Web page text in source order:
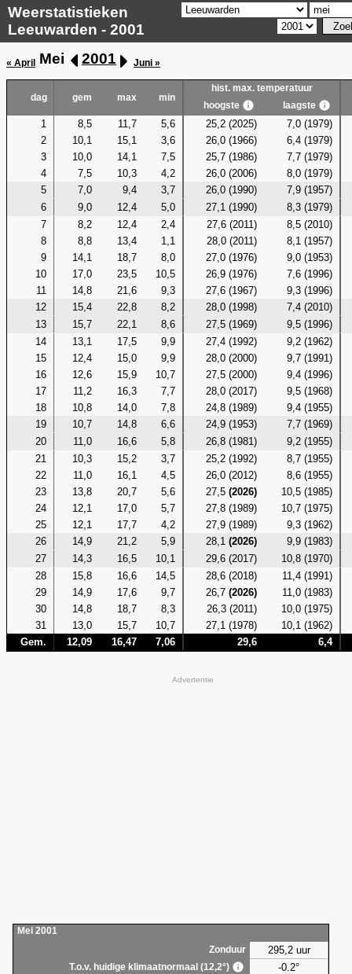
Weerstatistieken
Leeuwarden - 2001
« April Mei 2001 Juni »
dag gem max min
hist. max. temperatuur
hoogste
laagste
1 8,5 11,7 5,6 25,2 (2025)
7,0 (1979)
2
10,1 15,1 3,6 26,0 (1966)
6,4 (1979)
3
10,0 14,1 7,5 25,7 (1986)
7,7 (1979)
4
7,5 10,3 4,2 26,0 (2006)
8,0 (1979)
5
7,0 9,4 3,7 26,0 (1990)
7,9 (1957)
6
9,0 12,4 5,0 27,1 (1990)
8,3 (1979)
7
8,2 12,4 2,4 27,6 (2011)
8,5 (2010)
8
8,8 13,4 1,1 28,0 (2011)
8,1 (1957)
9
14,1 18,7 8,0 27,0 (1976)
9,0 (1953)
10
17,0 23,5 10,5 26,9 (1976)
7,6 (1996)
11
14,8 21,6 9,3 27,6 (1967)
9,3 (1996)
12
15,4 22,8 8,2 28,0 (1998)
7,4 (2010)
13
15,7 22,1 8,6 27,5 (1969)
9,5 (1996)
14
13,1 17,5 9,9 27,4 (1992)
9,2 (1962)
15
12,4 15,0 9,9 28,0 (2000)
9,7 (1991)
16
12,6 15,9 10,7 27,5 (2000)
9,4 (1996)
17
11,2 16,3 7,7 28,0 (2017)
9,5 (1968)
18
10,8 14,0 7,8 24,8 (1989)
9,4 (1955)
19
10,7 14,8 6,6 24,9 (1953)
7,7 (1969)
20
11,0 16,6 5,8 26,8 (1981)
9,2 (1955)
21
10,3 15,2 3,7 25,2 (1992)
8,7 (1955)
22
11,0 16,1 4,5 26,0 (2012)
8,6 (1955)
23
13,8 20,7 5,6 27,5(2026)
10,5 (1985)
24
12,1 17,0 5,7 27,8 (1989)
10,7 (1975)
25
12,1 17,7 4,2 27,9 (1989)
9,3 (1962)
26
14,9 21,2 5,9 28,1(2026)
9,9 (1983)
27
14,3 16,5 10,1 29,6 (2017)
10,8 (1970)
28
15,8 16,6 14,5 28,6 (2018)
11,4 (1991)
29
14,9 17,6 9,7 26,7(2026)
11,0 (1983)
30
14,8 18,7 8,3 26,3 (2011)
10,0 (1975)
31
13,0 15,7 10,7 27,1 (1978)
10,1 (1962)
Gem.
12,09 16,47 7,06 29,6 6,4
Advertentie
Mei 2001
Zonduur
295,2 uur
T.o.v. huidige klimaatnormaal (12,2°) -0.2°